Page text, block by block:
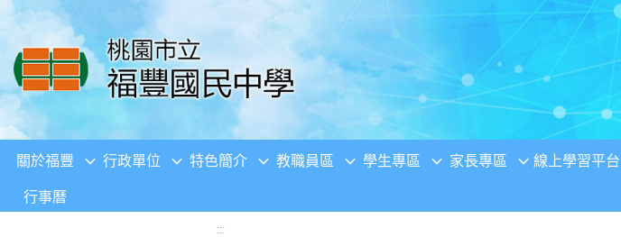
移至網頁之主要內容區位置
關於福豐 行政單位 特色簡介 教職員區 學生專區 家長專區 線上學習平台
行事曆
:::